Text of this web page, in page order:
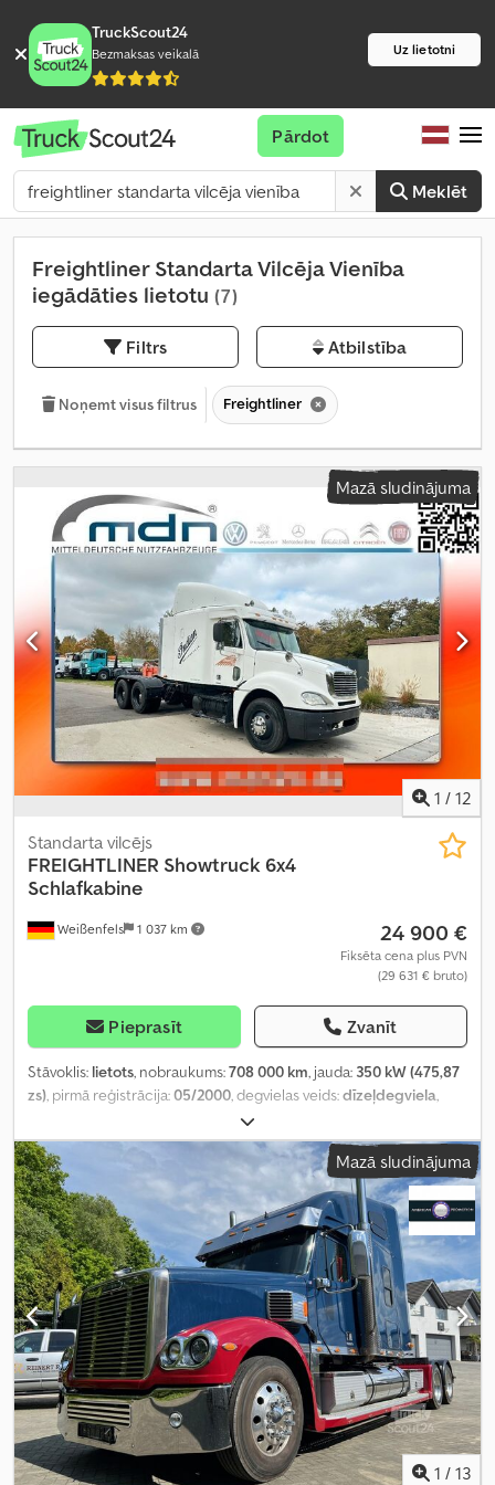
TruckScout24
Bezmaksas veikalā Uz lietotni
Meklēt
Pārdot
Freightliner Standarta Vilcēja Vienība
iegādāties lietotu (7)
Filtrs Atbilstība
Noņemt visus filtrus Freightliner
Mazā sludinājuma
1 / 12
Weißenfels 1 037 km
Standarta vilcējs
FREIGHTLINER Showtruck 6x4
Schlafkabine
24 900 €
Fiksēta cena plus PVN
(29 631 € bruto)
Pieprasīt Zvanīt
Stāvoklis: lietots, nobraukums:708 000 km, jauda: 350 kW (475,87
zs), pirmā reģistrācija:05/2000, degvielas veids:dīzeļdegviela,
, asu konfigurācija:
pārnesuma veids:mehānisks, Aprīkojums:ABS, elektroniskā
stabilitātes programma (ESP), gaisa kondicionēšana, kvēpu
filtrs,
Mazā sludinājuma
1 / 13